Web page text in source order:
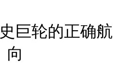
巨轮的正确航
向